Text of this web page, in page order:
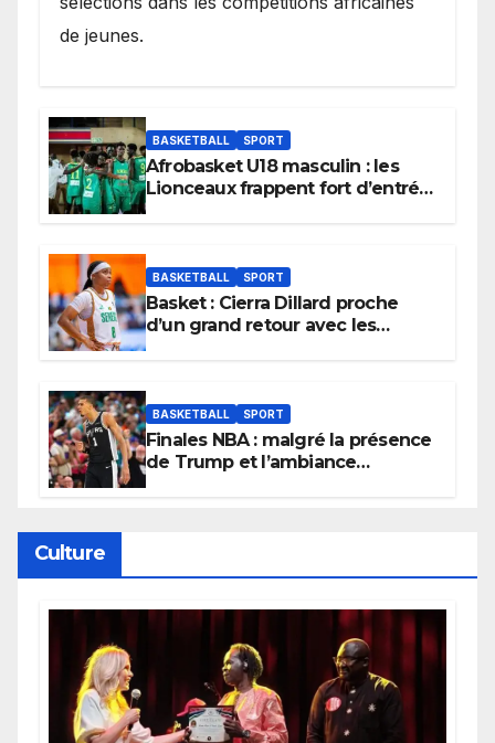
de jeunes.
BASKETBALL SPORT
Afrobasket U18 masculin : les
Lionceaux frappent fort d’entrée
BASKETBALL SPORT
Basket : Cierra Dillard proche
d’un grand retour avec les
BASKETBALL SPORT
Finales NBA : malgré la présence
de Trump et l’ambiance
Culture